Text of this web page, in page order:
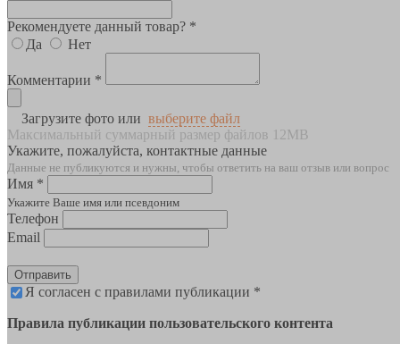
Рекомендуете данный товар? *
Да
Нет
Комментарии *
Загрузите фото или выберите файл
Максимальный суммарный размер файлов 12MB
Укажите, пожалуйста, контактные данные
Данные не публикуются и нужны, чтобы ответить на ваш отзыв или вопрос
Имя *
Укажите Ваше имя или псевдоним
Телефон
Email
Отправить
Я согласен с правилами публикации *
Правила публикации пользовательского контента